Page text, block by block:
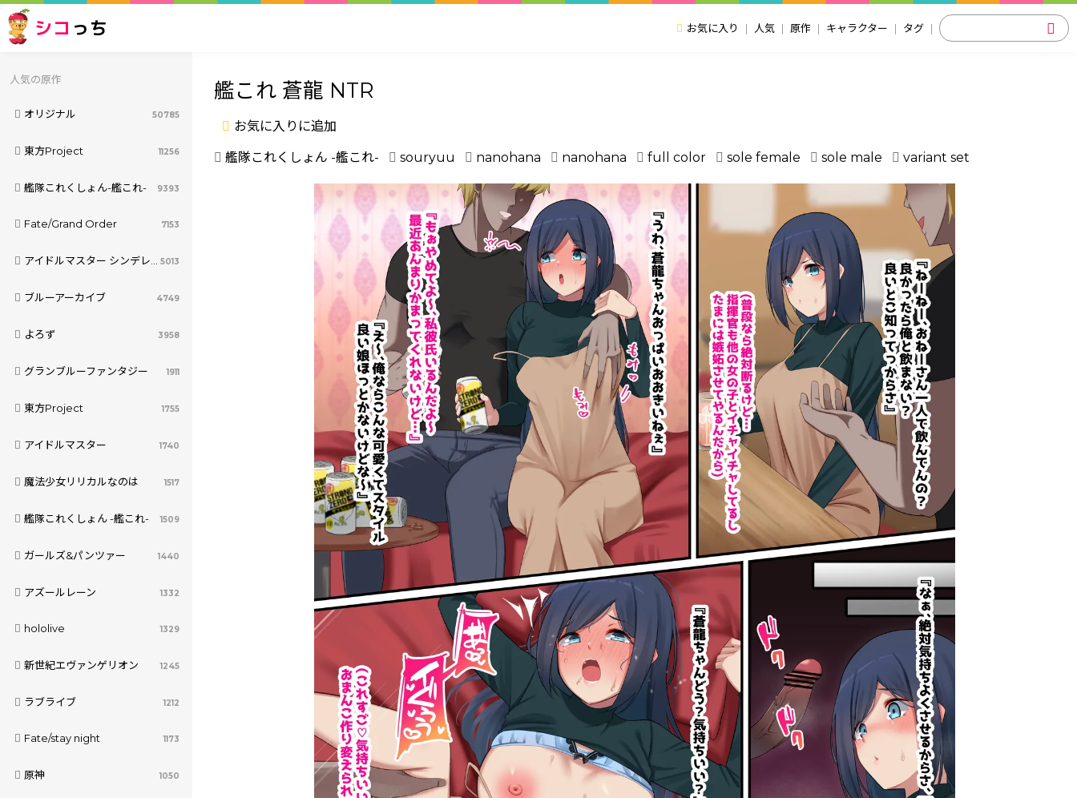
シコ っち お気に入り 人気 原作 キャラクター タグ
人気の原作
オリジナル 50785
東方Project 11256
艦隊これくしょん-艦これ- 9393
Fate/Grand Order 7153
アイドルマスター シンデレラガールズ 5013
ブルーアーカイブ 4749
よろず 3958
グランブルーファンタジー 1911
東方Project 1755
アイドルマスター 1740
魔法少女リリカルなのは 1517
艦隊これくしょん -艦これ- 1509
ガールズ&パンツァー 1440
アズールレーン 1332
hololive 1329
新世紀エヴァンゲリオン 1245
ラブライブ 1212
Fate/stay night 1173
原神 1050
艦これ 蒼龍 NTR
お気に入りに追加
艦隊これくしょん -艦これ- souryuu nanohana nanohana full color sole female sole male variant set